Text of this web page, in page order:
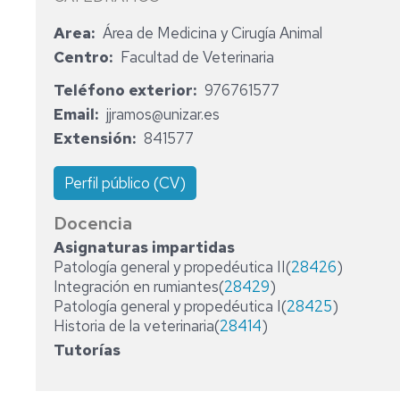
2025
ACTAS
2024
ACTAS
DEPARTAMENTO
Area
Área de Medicina y Cirugía Animal
Centro
Facultad de Veterinaria
Teléfono exterior
976761577
Email
jjramos@unizar.es
Extensión
841577
Perfil público (CV)
Docencia
Asignaturas impartidas
Patología general y propedéutica II(28426)
Integración en rumiantes(28429)
Patología general y propedéutica I(28425)
Historia de la veterinaria(28414)
Tutorías